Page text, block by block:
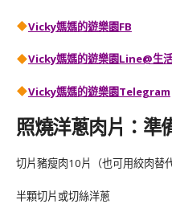
Vicky媽媽的遊樂園FB
Vicky媽媽的遊樂園Line@生
Vicky媽媽的遊樂園Telegram
照燒洋蔥肉片：準
切片豬瘦肉10片（也可用絞肉替代
半顆切片或切絲洋蔥